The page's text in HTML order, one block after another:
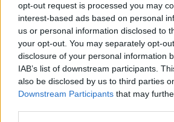
opt-out request is processed you may
interest-based ads based on personal
us or personal information disclosed to
your opt-out. You may separately opt-
disclosure of your personal information
IAB’s list of downstream participants.
also be disclosed by us to third parties
Downstream Participants that may
Chuck Norris, l’ icona indistruttibile
sorprendente capitolo ungherese,
Lei e i suoi amici siete interessati
Si iscriva al briefing di Daily News Hungary
più una notizia importante!Si iscriva alla
quotidiana qui ←